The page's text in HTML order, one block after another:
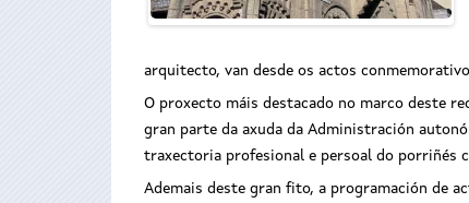
arquitecto, van desde os actos
O proxecto máis destacado no marco deste
gran parte da axuda da Administración
traxectoria profesional e persoal do porriñés
Ademais deste gran fito, a programación de